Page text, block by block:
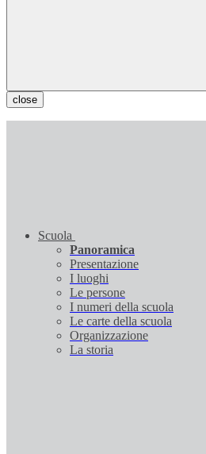
close
Scuola
Panoramica
Presentazione
I luoghi
Le persone
I numeri della scuola
Le carte della scuola
Organizzazione
La storia